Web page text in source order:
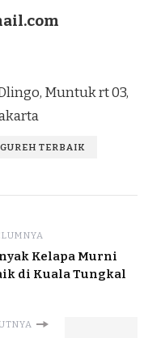
Muntuk rt 03,
TERBAIK
Kelapa Murni
di Kuala Tungkal